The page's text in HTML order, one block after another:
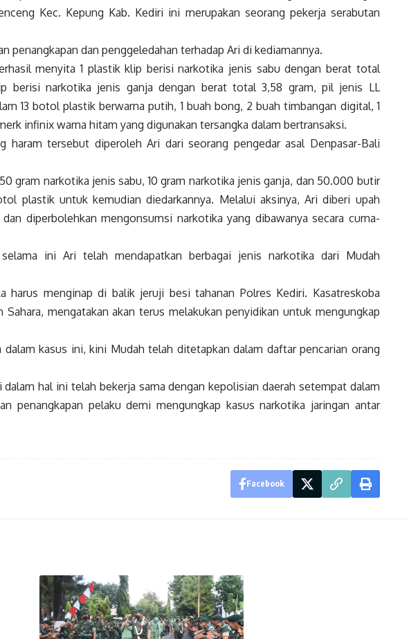
Kec. Kepung Kab. Kediri ini merupakan seorang pekerja serabutan
penangkapan dan penggeledahan terhadap Ari di kediamannya.
menyita 1 plastik klip berisi narkotika jenis sabu dengan berat total
berisi narkotika jenis ganja dengan berat total 3,58 gram, pil jenis LL
13 botol plastik berwarna putih, 1 buah bong, 2 buah timbangan digital, 1
infinix warna hitam yang digunakan tersangka dalam bertransaksi.
haram tersebut diperoleh Ari dari seorang pengedar asal Denpasar-Bali
gram narkotika jenis sabu, 10 gram narkotika jenis ganja, dan 50.000 butir
plastik untuk kemudian diedarkannya. Melalui aksinya, Ari diberi upah
diperbolehkan mengonsumsi narkotika yang dibawanya secara cuma-
ini Ari telah mendapatkan berbagai jenis narkotika dari Mudah
harus menginap di balik jeruji besi tahanan Polres Kediri. Kasatreskoba
Sahara, mengatakan akan terus melakukan penyidikan untuk mengungkap
dalam kasus ini, kini Mudah telah ditetapkan dalam daftar pencarian orang
dalam hal ini telah bekerja sama dengan kepolisian daerah setempat dalam
penangkapan pelaku demi mengungkap kasus narkotika jaringan antar
Facebook